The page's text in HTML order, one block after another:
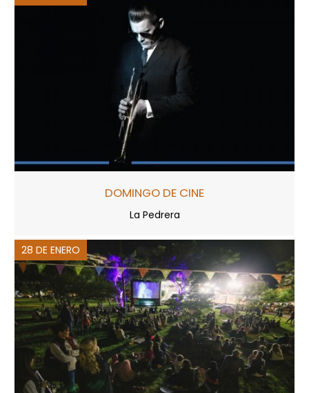
DOMINGO DE CINE
La Pedrera
28 DE ENERO